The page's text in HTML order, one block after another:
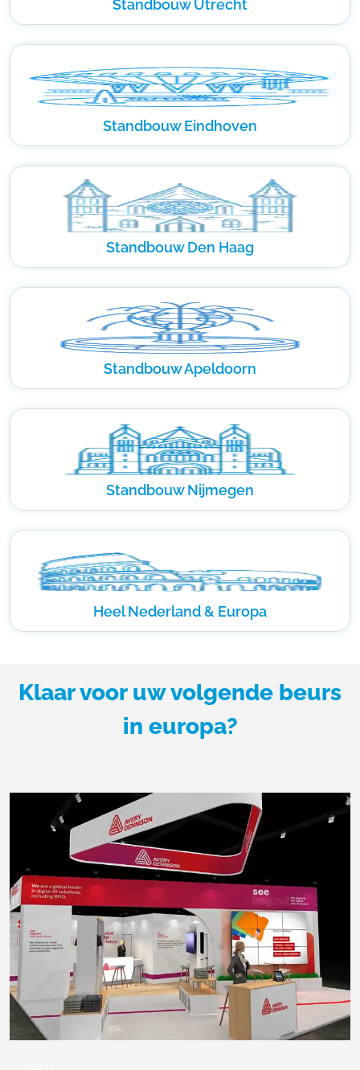
Standbouw Utrecht
Standbouw Eindhoven
Standbouw Den Haag
Standbouw Apeldoorn
Standbouw Nijmegen
Heel Nederland & Europa
Klaar voor uw volgende beurs
in europa?